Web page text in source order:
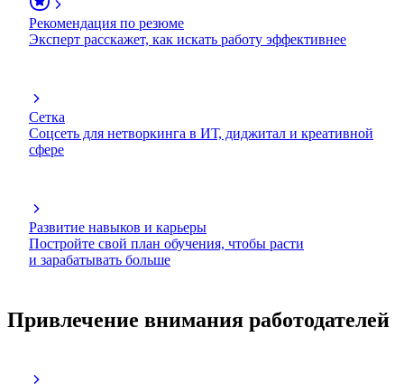
Рекомендация по резюме
Эксперт расскажет, как искать работу эффективнее
Сетка
Соцсеть для нетворкинга в ИТ, диджитал и креативной
сфере
Развитие навыков и карьеры
Постройте свой план обучения, чтобы расти
и зарабатывать больше
Привлечение внимания работодателей